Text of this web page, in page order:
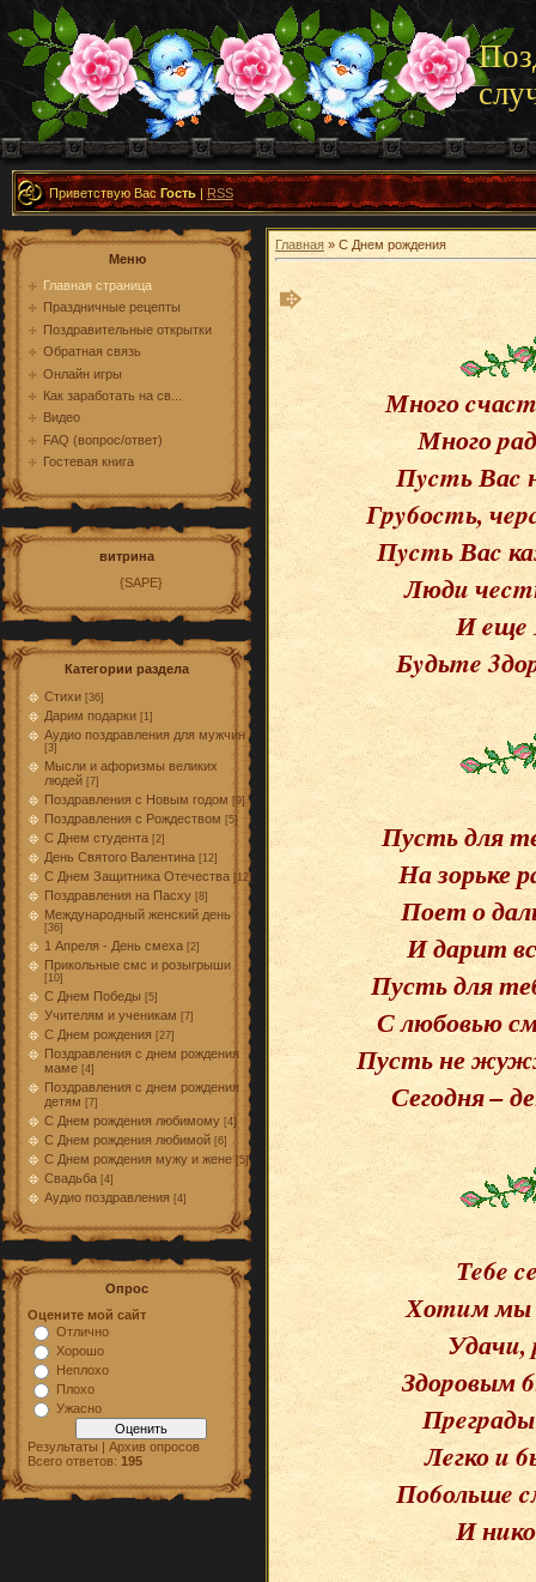
Приветствую ВасГость|RSS
Меню
Главная страница
Праздничные рецепты
Поздравительные открытки
Обратная связь
Онлайн игры
Как заработать на св...
Видео
FAQ (вопрос/ответ)
Гостевая книга
витрина
{SAPE}
Категории раздела
Стихи [36]
Дарим подарки [1]
Аудио поздравления для мужчин
[3]
Мысли и афоризмы великих
людей [7]
Поздравления с Новым годом [9]
Поздравления с Рождеством [5]
С Днем студента [2]
День Святого Валентина [12]
С Днем Защитника Отечества [12]
Поздравления на Пасху [8]
Международный женский день
[36]
1 Апреля - День смеха [2]
Прикольные смс и розыгрыши
[10]
С Днем Победы [5]
Учителям и ученикам [7]
С Днем рождения [27]
Поздравления с днем рождения
маме [4]
Поздравления с днем рождения
детям [7]
С Днем рождения любимому [4]
С Днем рождения любимой [6]
С Днем рождения мужу и жене [5]
Свадьба [4]
Аудио поздравления [4]
Опрос
Оцените мой сайт
Отлично
Хорошо
Неплохо
Плохо
Ужасно
Результаты | Архив опросов
Всего ответов: 195
Главная » С Днем рождения
Много
Много
Пycmь Ваc
Гpy6оcmь,
Пycmь Ваc
Людu
И eщe
Бyдьme
Пусть для
На зорьке
Поет о
И дарит
Пусть для
С любовью
Пусть не
Сегодня –
Тe6e
Хоmuм мы
Удачu,
Здоpовым
Лeгко u
По6ольшe
И